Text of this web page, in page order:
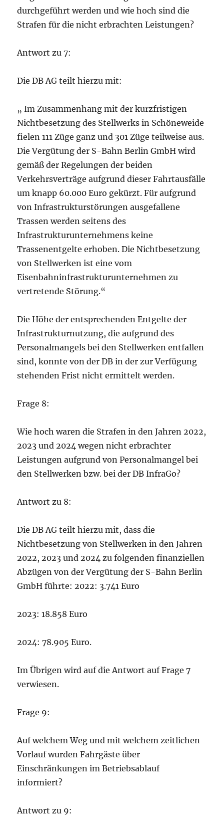
durchgeführt werden und wie hoch sind die
Strafen für die nicht erbrachten Leistungen?
Antwort zu 7:
Die DB AG teilt hierzu mit:
„ Im Zusammenhang mit der kurzfristigen
Nichtbesetzung des Stellwerks in Schöneweide
fielen 111 Züge ganz und 301 Züge teilweise aus.
Die Vergütung der S-Bahn Berlin GmbH wird
gemäß der Regelungen der beiden
Verkehrsverträge aufgrund dieser Fahrtausfälle
um knapp 60.000 Euro gekürzt. Für aufgrund
von Infrastrukturstörungen ausgefallene
Trassen werden seitens des
Infrastrukturunternehmens keine
Trassenentgelte erhoben. Die Nichtbesetzung
von Stellwerken ist eine vom
Eisenbahninfrastrukturunternehmen zu
vertretende Störung.“
Die Höhe der entsprechenden Entgelte der
Infrastrukturnutzung, die aufgrund des
Personalmangels bei den Stellwerken entfallen
sind, konnte von der DB in der zur Verfügung
stehenden Frist nicht ermittelt werden.
Frage 8:
Wie hoch waren die Strafen in den Jahren 2022,
2023 und 2024 wegen nicht erbrachter
Leistungen aufgrund von Personalmangel bei
den Stellwerken bzw. bei der DB InfraGo?
Antwort zu 8:
Die DB AG teilt hierzu mit, dass die
Nichtbesetzung von Stellwerken in den Jahren
2022, 2023 und 2024 zu folgenden finanziellen
Abzügen von der Vergütung der S-Bahn Berlin
GmbH führte: 2022: 3.741 Euro
2023: 18.858 Euro
2024: 78.905 Euro.
Im Übrigen wird auf die Antwort auf Frage 7
verwiesen.
Frage 9:
Auf welchem Weg und mit welchem zeitlichen
Vorlauf wurden Fahrgäste über
Einschränkungen im Betriebsablauf
informiert?
Antwort zu 9: